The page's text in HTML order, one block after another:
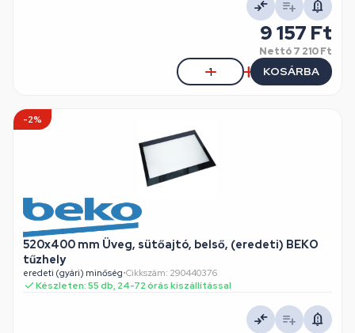
9 157 Ft
Nettó7 210 Ft
KOSÁRBA
-2%
520x400 mm Üveg, sütőajtó, belső, (eredeti) BEKO
tűzhely
eredeti (gyári) minőség•Cikkszám: 290440376
Készleten: 55 db, 24-72 órás kiszállítással